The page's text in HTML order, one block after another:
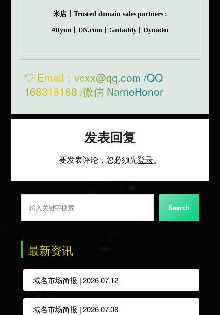
米店丨Trusted domain sales partners :
Aliyun DN.com Godaddy Dynadot
♡ Email：vcxx@qq.com /QQ
168318168 /微信 NameHonor
发表回复
要发表评论，您必须先登录。
Search
最新资讯
域名市场简报 | 2026.07.12
域名市场简报 | 2026.07.08